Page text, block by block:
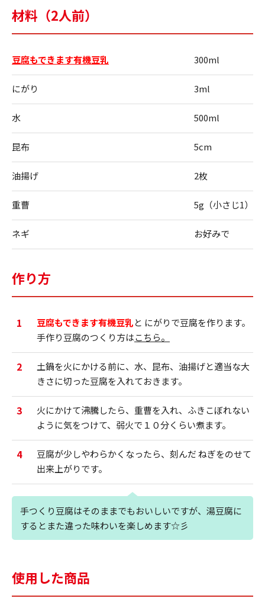
材料（2人前）
豆腐もできます有機豆乳 300ml
にがり 3ml
水 500ml
昆布 5cm
油揚げ 2枚
重曹 5g（小さじ1）
ネギ お好みで
作り方
1 豆腐もできます有機豆乳と にがりで豆腐を作ります。
手作り豆腐のつくり方はこちら。
2
土鍋を火にかける前に、水、昆布、油揚げと適当な大
きさに切った豆腐を入れておきます。
3
火にかけて沸騰したら、重曹を入れ、ふきこぼれない
ように気をつけて、弱火で１０分くらい煮ます。
4
豆腐が少しやわらかくなったら、刻んだ ねぎをのせて
出来上がりです。
手つくり豆腐はそのままでもおいしいですが、湯豆腐に
するとまた違った味わいを楽しめます☆彡
使用した商品